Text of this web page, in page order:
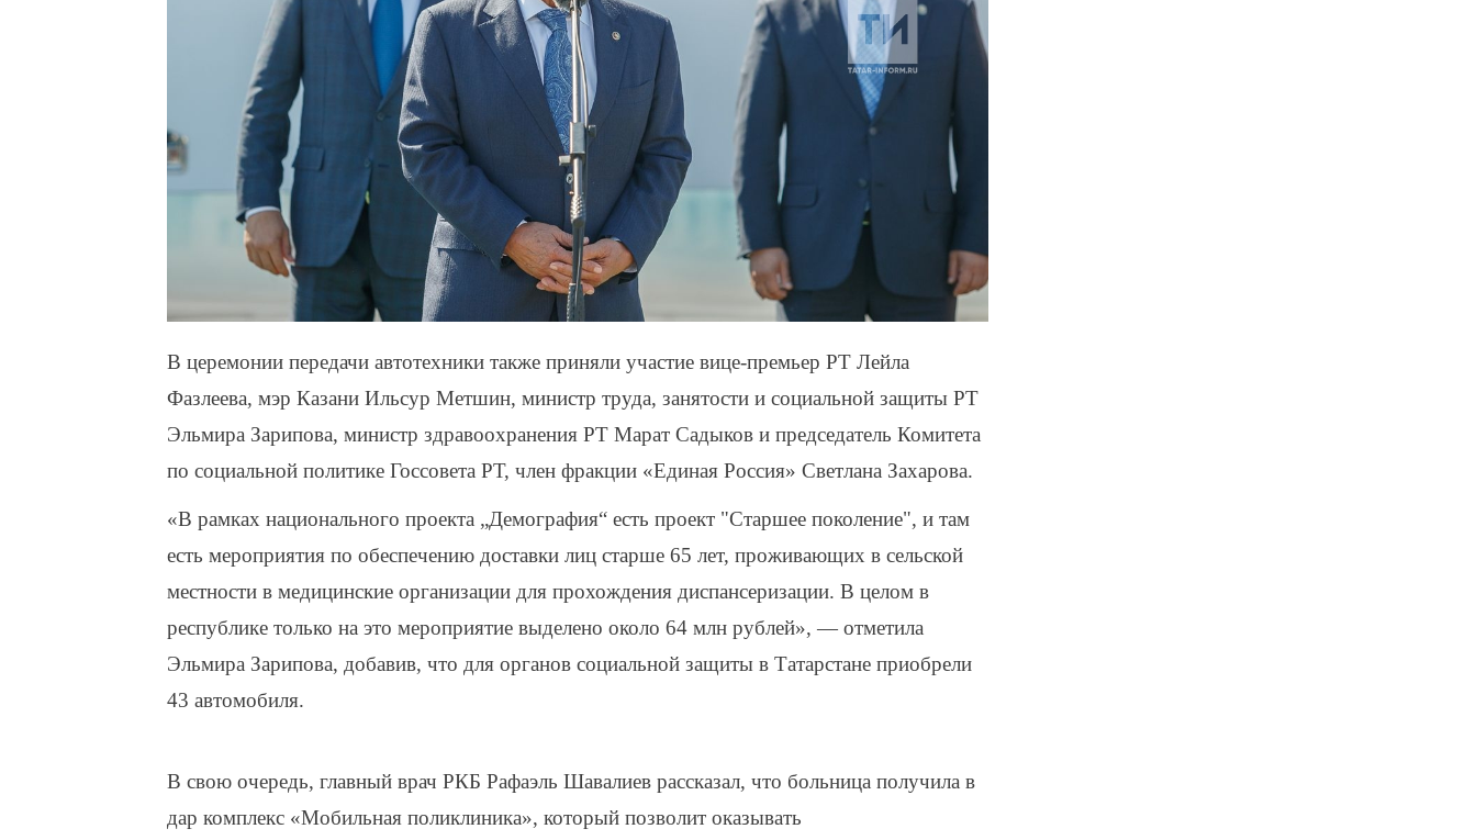
В церемонии передачи автотехники также приняли участие вице-премьер РТ Лейла
Фазлеева, мэр Казани Ильсур Метшин, министр труда, занятости и социальной защиты РТ
Эльмира Зарипова, министр здравоохранения РТ Марат Садыков и председатель Комитета
по социальной политике Госсовета РТ, член фракции «Единая Россия» Светлана Захарова.
«В рамках национального проекта „Демография“ есть проект "Старшее поколение", и там
есть мероприятия по обеспечению доставки лиц старше 65 лет, проживающих в сельской
местности в медицинские организации для прохождения диспансеризации. В целом в
республике только на это мероприятие выделено около 64 млн рублей», — отметила
Эльмира Зарипова, добавив, что для органов социальной защиты в Татарстане приобрели
43 автомобиля.
В свою очередь, главный врач РКБ Рафаэль Шавалиев рассказал, что больница получила в
дар комплекс «Мобильная поликлиника», который позволит оказывать